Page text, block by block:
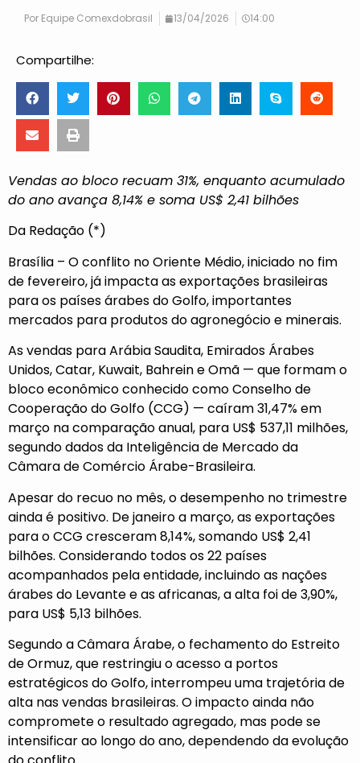
Por Equipe Comexdobrasil 13/04/2026 14:00
Compartilhe:
Vendas ao bloco recuam 31%, enquanto acumulado
do ano avança 8,14% e soma US$ 2,41 bilhões
Da Redação (*)
Brasília – O conflito no Oriente Médio, iniciado no fim
de fevereiro, já impacta as exportações brasileiras
para os países árabes do Golfo, importantes
mercados para produtos do agronegócio e minerais.
As vendas para Arábia Saudita, Emirados Árabes
Unidos, Catar, Kuwait, Bahrein e Omã — que formam o
bloco econômico conhecido como Conselho de
Cooperação do Golfo (CCG) — caíram 31,47% em
março na comparação anual, para US$ 537,11 milhões,
segundo dados da Inteligência de Mercado da
Câmara de Comércio Árabe-Brasileira.
Apesar do recuo no mês, o desempenho no trimestre
ainda é positivo. De janeiro a março, as exportações
para o CCG cresceram 8,14%, somando US$ 2,41
bilhões. Considerando todos os 22 países
acompanhados pela entidade, incluindo as nações
árabes do Levante e as africanas, a alta foi de 3,90%,
para US$ 5,13 bilhões.
Segundo a Câmara Árabe, o fechamento do Estreito
de Ormuz, que restringiu o acesso a portos
estratégicos do Golfo, interrompeu uma trajetória de
alta nas vendas brasileiras. O impacto ainda não
compromete o resultado agregado, mas pode se
intensificar ao longo do ano, dependendo da evolução